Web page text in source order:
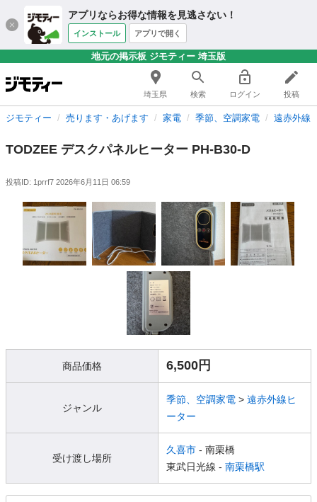
アプリならお得な情報を見逃さない！
インストール アプリで開く
地元の掲示板 ジモティー 埼玉版
埼玉県 検索 ログイン 投稿
ジモティー 売ります・あげます 家電 季節、空調家電 遠赤外線
TODZEE デスクパネルヒーター PH-B30-D
投稿ID: 1prrf7 2026年6月11日 06:59
商品価格 6,500円
ジャンル
季節、空調家電 > 遠赤外線ヒ
ーター
受け渡し場所
久喜市 - 南栗橋
東武日光線 - 南栗橋駅